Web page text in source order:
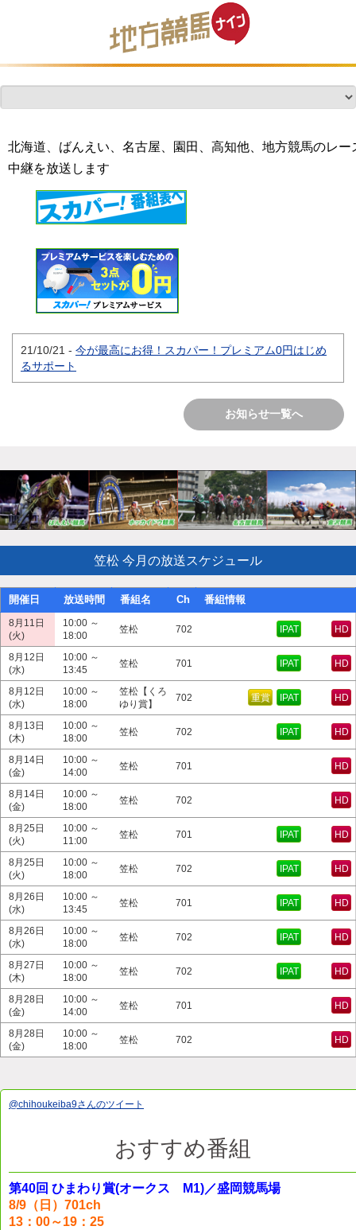
北海道、ばんえい、名古屋、園田、高知他、地方競馬のレー
中継を放送します
21/10/21 - 今が最高にお得！スカパー！プレミアム0円はじめ
るサポート
お知らせ一覧へ
笠松 今月の放送スケジュール
開催日 放送時間 番組名 Ch 番組情報
8月11日
(火)
10:00 ～
18:00
笠松 702 IPAT HD
8月12日
(水)
10:00 ～
13:45
笠松 701 IPAT HD
8月12日
(水)
10:00 ～
18:00
笠松【くろ
ゆり賞】
702 重賞 IPAT HD
8月13日
(木)
10:00 ～
18:00
笠松 702 IPAT HD
8月14日
(金)
10:00 ～
14:00
笠松 701 HD
8月14日
(金)
10:00 ～
18:00
笠松 702 HD
8月25日
(火)
10:00 ～
11:00
笠松 701 IPAT HD
8月25日
(火)
10:00 ～
18:00
笠松 702 IPAT HD
8月26日
(水)
10:00 ～
13:45
笠松 701 IPAT HD
8月26日
(水)
10:00 ～
18:00
笠松 702 IPAT HD
8月27日
(木)
10:00 ～
18:00
笠松 702 IPAT HD
8月28日
(金)
10:00 ～
14:00
笠松 701 HD
8月28日
(金)
10:00 ～
18:00
笠松 702 HD
@chihoukeiba9さんのツイート
おすすめ番組
第40回 ひまわり賞(オークス M1)／盛岡競馬場
8/9（日）701ch
13：00～19：25